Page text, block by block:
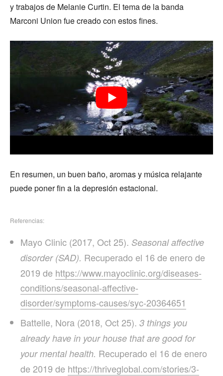
y trabajos de Melanie Curtin. El tema de la banda
Marconi Union fue creado con estos fines.
En resumen, un buen baño, aromas y música relajante
puede poner fin a la depresión estacional.
Referencias:
Mayo Clinic (2017, Oct 25). Seasonal affective
disorder (SAD). Recuperado el 16 de enero de
2019 de https://www.mayoclinic.org/diseases-
conditions/seasonal-affective-
disorder/symptoms-causes/syc-20364651
Battelle, Nora (2018, Oct 25). 3 things you
already have in your house that are good for
your mental health. Recuperado el 16 de enero
de 2019 de https://thriveglobal.com/stories/3-